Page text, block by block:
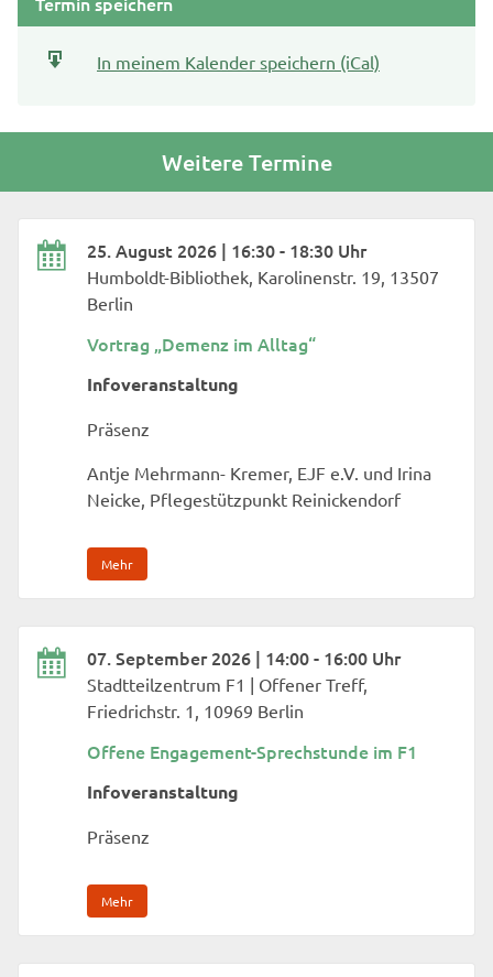
In meinem Kalender speichern (iCal)
Weitere Termine
25. August 2026 | 16:30 - 18:30 Uhr
Humboldt-Bibliothek, Karolinenstr. 19, 13507
Berlin
Vortrag „Demenz im Alltag“
Infoveranstaltung
Präsenz
Antje Mehrmann- Kremer, EJF e.V. und Irina
Neicke, Pflegestützpunkt Reinickendorf
Mehr
07. September 2026 | 14:00 - 16:00 Uhr
Stadtteilzentrum F1 | Offener Treff,
Friedrichstr. 1, 10969 Berlin
Offene Engagement-Sprechstunde im F1
Infoveranstaltung
Präsenz
Mehr